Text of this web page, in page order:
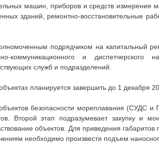
машин, приборов и средств
зданий, ремонтно-восстановительные
подрядчиком на капитальный
коммуникационного и диспетчерского
служб и подразделений.
планируется завершить до 1 декабря
безопасности мореплавания (СУДС и
Второй этап подразумевает закупку и
объектов. Для приведения
необходимо произвести подъем